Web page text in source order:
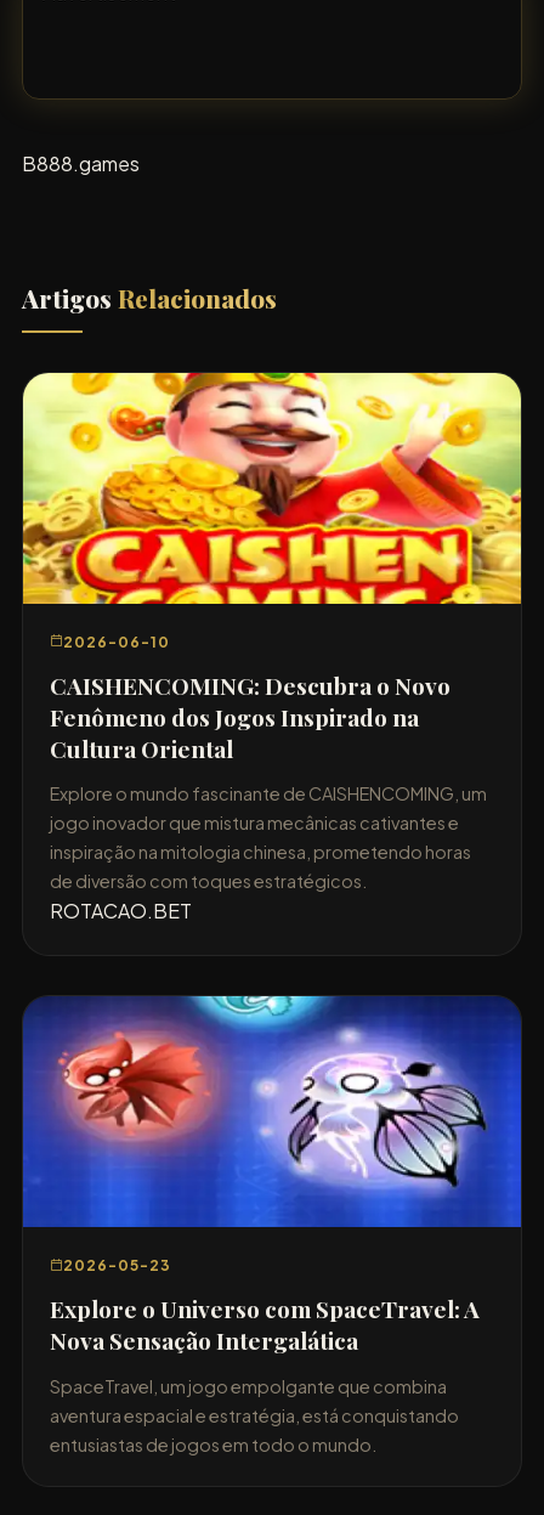
B888.games
Artigos Relacionados
2026-06-10
CAISHENCOMING: Descubra o Novo
Fenômeno dos Jogos Inspirado na
Cultura Oriental
Explore o mundo fascinante de CAISHENCOMING, um
jogo inovador que mistura mecânicas cativantes e
inspiração na mitologia chinesa, prometendo horas
de diversão com toques estratégicos.
ROTACAO.BET
2026-05-23
Explore o Universo com SpaceTravel: A
Nova Sensação Intergalática
SpaceTravel, um jogo empolgante que combina
aventura espacial e estratégia, está conquistando
entusiastas de jogos em todo o mundo.